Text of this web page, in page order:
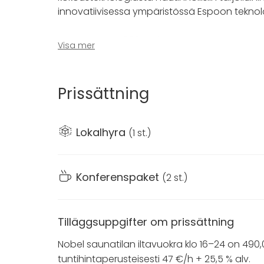
innovatiivisessa ympäristössä Espoon
Tutustu tilaan 360-näkymässä:
12 hengen Nobel (saunaan 20 hlö) on
Tarjoamme myös lukuisia tilavaihtoehtoja
seminaareista pikkujouluihin. Saatavana on
nauttia takkatulen ääressä Espoon
Technopoliksella vastuullisuus on
älykkääseen lämmitykseen ja valaistukseen.
Visa mer
Prissättning
Lokalhyra (1 st.)
Konferenspaket (2 st.)
Tilläggsuppgifter om prissättning
Nobel saunatilan iltavuokra klo 16–24 on
tuntihintaperusteisesti 47 €/h + 25,5 % alv.